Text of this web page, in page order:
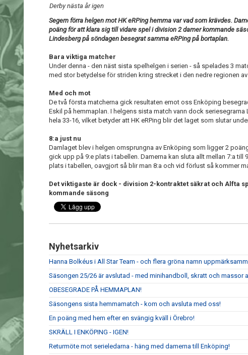
Derby nästa år igen
Segern förra helgen mot HK eRPing hemma var vad som krävdes.
poäng för att klara sig till vidare spel i division 2 damer kommande
Lindesberg på söndagen besegrat samma eRPing på bortaplan.
Bara viktiga matcher
Under denna - den näst sista spelhelgen i serien - så spelades 3
med stor betydelse för striden kring strecket i den nedre regionen
Med och mot
De två första matcherna gick resultaten emot oss Enköping
Eskil på hemmaplan. I helgens sista match vann dock seriesegrarna
hela 33-16, vilket betyder att HK eRPing blir det laget som slutar
8:a just nu
Damlaget blev i helgen omsprungna av Enköping som ligger 2
gick upp på 9:e plats i tabellen. Damerna kan sluta allt mellan 7:a till
plats i tabellen, oavgjort så blir man 8:a och vid förlust så kommer
Det viktigaste är dock - division 2-kontraktet säkrat och Alfta
kommande säsong
Nyhetsarkiv
Hanna Bolkéus i All Star Team - och flera gröna namn
Säsongen 25/26 är avslutad - med minihandboll, skratt och massor
OBESEGRADE PÅ HEMMAPLAN!
Säsongens sista hemmamatch - kom och avsluta med oss!
En poäng med hem efter en svängig kväll i Örebro!
SKRÄLL I ENKÖPING - IGEN!
Returmöte mot serieledarna - häng med damerna till Enköping!